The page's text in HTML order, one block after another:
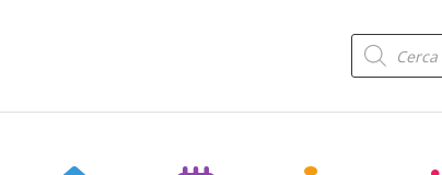
Products
search